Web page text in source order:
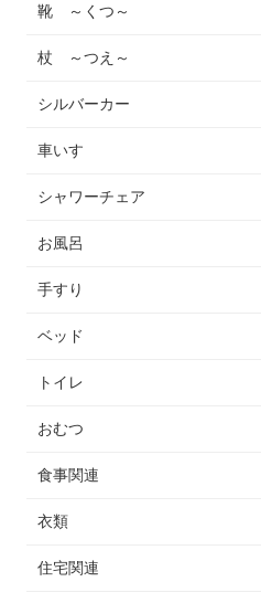
靴 ～くつ～
杖 ～つえ～
シルバーカー
車いす
シャワーチェア
お風呂
手すり
ベッド
トイレ
おむつ
食事関連
衣類
住宅関連